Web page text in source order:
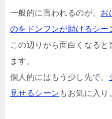
一般的に言われるのが、 お
のをドンフンが助けるシー
この辺りから面白くなる
ます。
個人的にはもう少し先で、
見せるシーン もお気に入り